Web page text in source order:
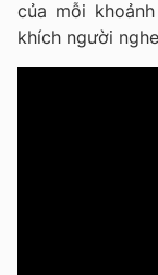
của mỗi
khích người